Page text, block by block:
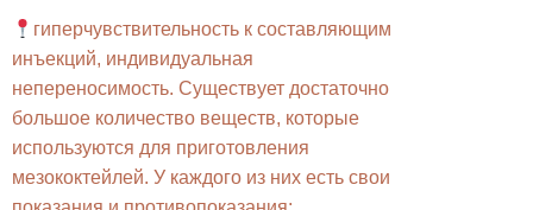
гиперчувствительность к составляющим
инъекций, индивидуальная
непереносимость. Существует достаточно
большое количество веществ, которые
используются для приготовления
мезококтейлей. У каждого из них есть свои